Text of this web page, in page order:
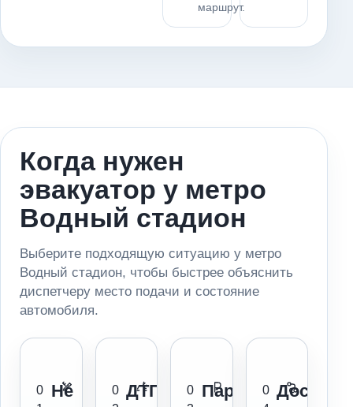
маршрут.
Когда нужен
эвакуатор у метро
Водный стадион
Выберите подходящую ситуацию у метро
Водный стадион, чтобы быстрее объяснить
диспетчеру место подачи и состояние
автомобиля.
0
Не
0 ДТП
0
Паркинг
0